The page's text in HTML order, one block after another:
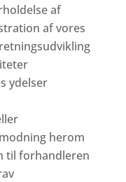
af
af vores
ydelser
herom
til forhandleren